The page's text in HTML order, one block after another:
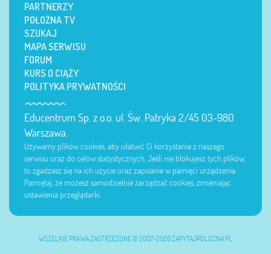
PARTNERZY
POŁOŻNA TV
SZUKAJ
MAPA SERWISU
FORUM
KURS O CIĄŻY
POLITYKA PRYWATNOŚCI
Educentrum Sp. z o.o. ul. Św. Patryka 2/45 03-980
Warszawa.
Używamy plików cookies, aby ułatwić Ci korzystanie z naszego
serwisu oraz do celów statystycznych. Jeśli nie blokujesz tych plików,
to zgadzasz się na ich użycie oraz zapisanie w pamięci urządzenia.
Pamiętaj, że możesz samodzielnie zarządzać cookies, zmieniając
ustawienia przeglądarki.
WSZELKIE PRAWA ZASTRZEŻONE © 2007-2026 ZAPYTAJPOLOZNA.PL